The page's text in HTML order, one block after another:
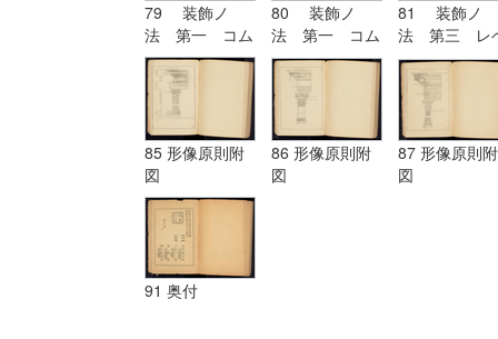
79 装飾ノ
法 第一 コム
プリケーション
及ヒコンヒユー
シヨン
80 装飾ノ
法 第一 コム
プリケーション
及ヒコンヒユー
シヨン| 装飾
ノ法 第二 ユ
ーリスミー|
装飾ノ法 第
三 レベチーシ
81 装飾ノ
法 第三 レ
チーシヨン|
装飾ノ法 第
四 アルテレ
シヨン
85 形像原則附
図
86 形像原則附
図
87 形像原則附
図
91 奥付